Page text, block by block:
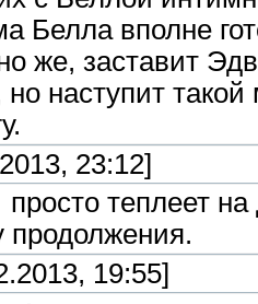
Белла вполне
же, заставит
наступит такой
23:12]
теплеет
продолжения.
19:55]